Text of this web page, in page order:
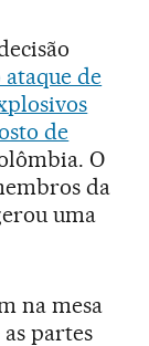
de
de
O
da
uma
na mesa
partes